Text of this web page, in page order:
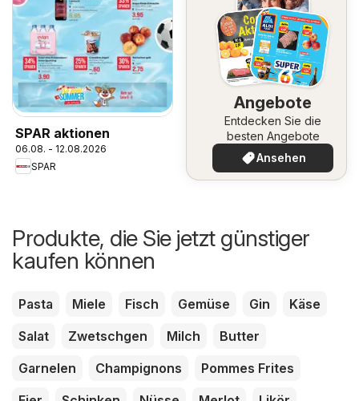
SPAR aktionen
06.08. - 12.08.2026
SPAR
Angebote
Entdecken Sie die
besten Angebote
Ansehen
Produkte, die Sie jetzt günstiger
kaufen können
Pasta Miele Fisch Gemüse Gin
Käse
Salat
Zwetschgen Milch
Butter
Garnelen
Champignons
Pommes Frites